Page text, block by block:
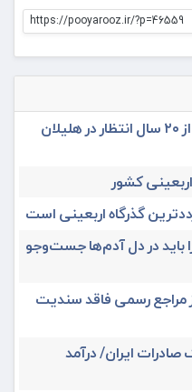
https://pooyarooz.ir/?p=46559
بزرگترین سازه سنگی ایلام پس از ۲۰ سال انتظار در هلیلان
کشور
گذرگاه اربعینی است
در دل آدم‌ها جست‌وجو
مراجع رسمی فاقد سندیت
صادرات ایران/ درآمد